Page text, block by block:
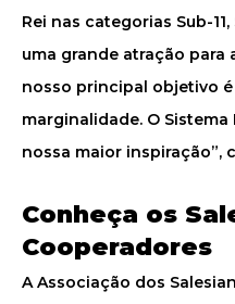
Rei nas categorias Sub-
uma grande atração para
nosso principal objetivo
marginalidade. O
nossa maior inspiração”,
Conheça os
Cooperadores
A Associação dos